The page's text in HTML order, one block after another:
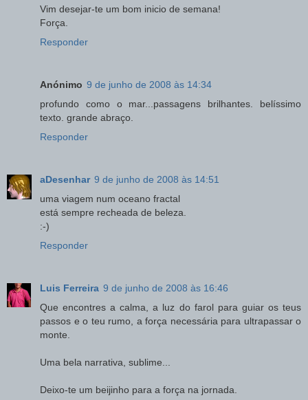
Vim desejar-te um bom inicio de semana!
Força.
Responder
Anónimo 9 de junho de 2008 às 14:34
profundo como o mar...passagens brilhantes. belíssimo
texto. grande abraço.
Responder
aDesenhar 9 de junho de 2008 às 14:51
uma viagem num oceano fractal
está sempre recheada de beleza.
:-)
Responder
Luis Ferreira 9 de junho de 2008 às 16:46
Que encontres a calma, a luz do farol para guiar os teus
passos e o teu rumo, a força necessária para ultrapassar o
monte.
Uma bela narrativa, sublime...
Deixo-te um beijinho para a força na jornada.